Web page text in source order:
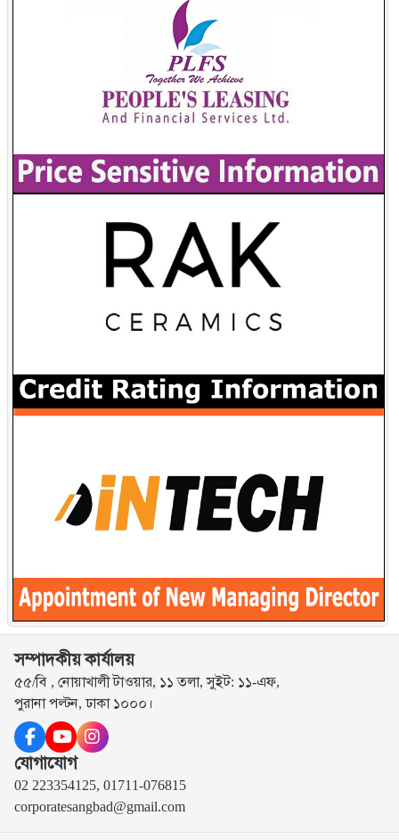
সম্পাদকীয় কার্যালয়
৫৫/বি , নোয়াখালী টাওয়ার, ১১ তলা, সুইট: ১১-এফ,
পুরানা পল্টন, ঢাকা ১০০০।
যোগাযোগ
02 223354125, 01711-076815
corporatesangbad@gmail.com